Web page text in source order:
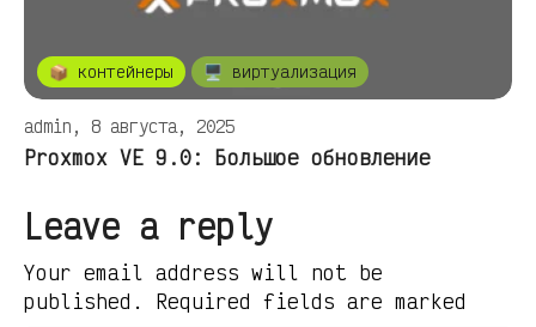
📦 контейнеры 🖥️ виртуализация
admin, 8 августа, 2025
Proxmox VE 9.0: Большое обновление
Leave a reply
Your email address will not be
published. Required fields are marked